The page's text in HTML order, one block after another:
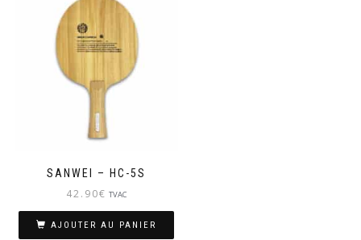
SANWEI – HC-5S
42.90€ TVAC
AJOUTER AU PANIER